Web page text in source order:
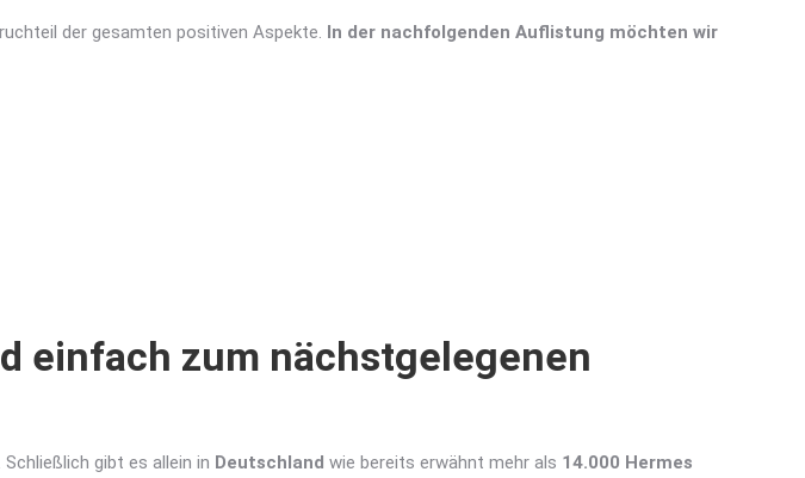
der gesamten positiven Aspekte. In der nachfolgenden Auflistung möchten wir
einfach zum nächstgelegenen
gibt es allein in Deutschland wie bereits erwähnt mehr als 14.000 Hermes